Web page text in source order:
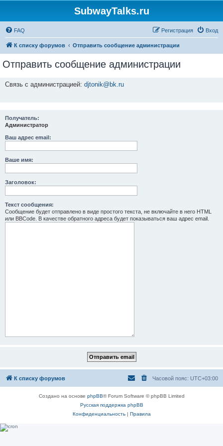
SubwayTalks.ru
FAQ Вход
Регистрация
К списку форумов Отправить сообщение администрации
Отправить сообщение администрации
Связь с администрацией: djtonik@bk.ru
Получатель:
Администратор
Ваш адрес email:
Ваше имя:
Заголовок:
Текст сообщения:
Сообщение будет отправлено в виде простого текста, не включайте в него HTML
или BBCode. В качестве обратного адреса будет показываться ваш адрес email.
К списку форумов Часовой пояс: UTC+03:00
Создано на основе phpBB® Forum Software © phpBB Limited
Русская поддержка phpBB
Конфиденциальность| Правила